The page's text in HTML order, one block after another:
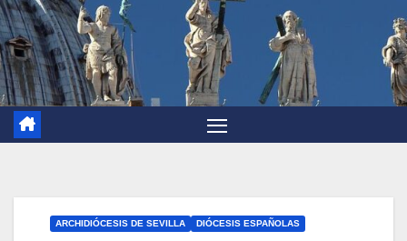
ARCHIDIÓCESIS DE SEVILLA DIÓCESIS ESPAÑOLAS